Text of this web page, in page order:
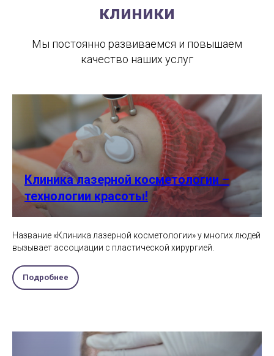
клиники
Мы постоянно развиваемся и повышаем
качество наших услуг
Клиника лазерной косметологии –
технологии красоты!
Название «Клиника лазерной косметологии» у многих людей
вызывает ассоциации с пластической хирургией.
Подробнее